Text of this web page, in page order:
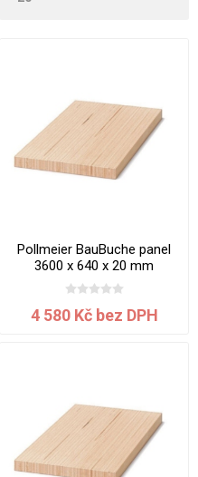
Pollmeier BauBuche panel
3600 x 640 x 20 mm
4 580 Kč bez DPH